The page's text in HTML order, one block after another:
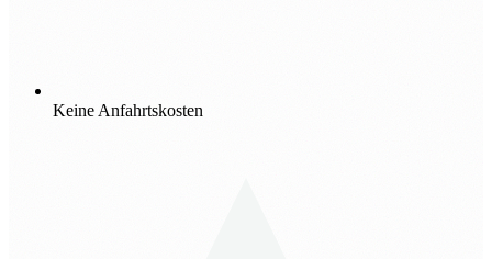
Keine Anfahrtskosten